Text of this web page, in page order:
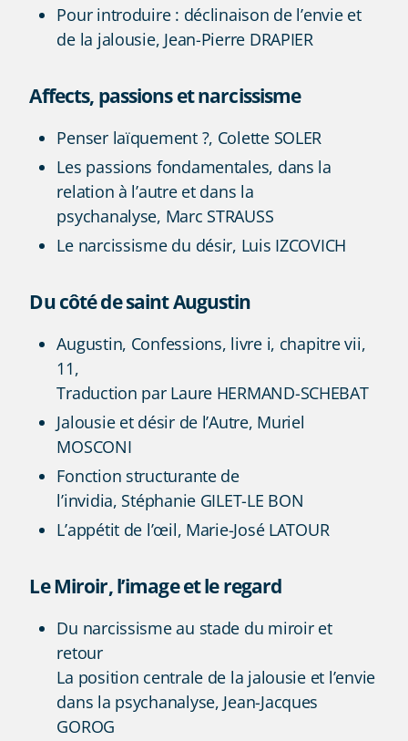
Pour introduire : déclinaison de l’envie et
de la jalousie, Jean-Pierre DRAPIER
Affects, passions et narcissisme
Penser laïquement ?, Colette SOLER
Les passions fondamentales, dans la
relation à l’autre et dans la
psychanalyse, Marc STRAUSS
Le narcissisme du désir, Luis IZCOVICH
Du côté de saint Augustin
Augustin, Confessions, livre i, chapitre vii,
11,
Traduction par Laure HERMAND-SCHEBAT
Jalousie et désir de l’Autre, Muriel
MOSCONI
Fonction structurante de
l’invidia, Stéphanie GILET-LE BON
L’appétit de l’œil, Marie-José LATOUR
Le Miroir, l’image et le regard
Du narcissisme au stade du miroir et
retour
La position centrale de la jalousie et l’envie
dans la psychanalyse, Jean-Jacques
GOROG